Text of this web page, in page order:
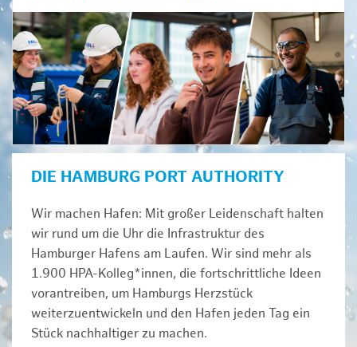
DIE HAMBURG PORT AUTHORITY
Wir machen Hafen: Mit großer Leidenschaft halten
wir rund um die Uhr die Infrastruktur des
Hamburger Hafens am Laufen. Wir sind mehr als
1.900 HPA-Kolleg*innen, die fortschrittliche Ideen
vorantreiben, um Hamburgs Herzstück
weiterzuentwickeln und den Hafen jeden Tag ein
Stück nachhaltiger zu machen.